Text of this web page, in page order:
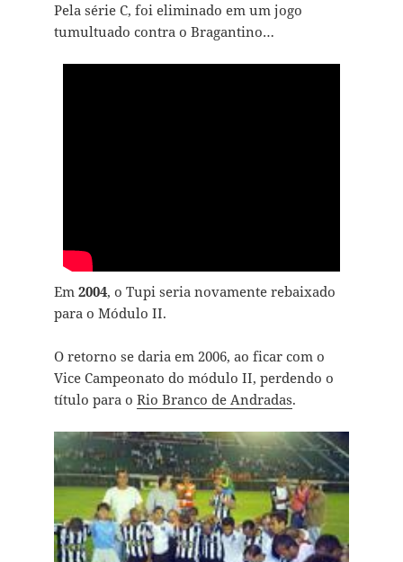
Pela série C, foi eliminado em um jogo
tumultuado contra o Bragantino…
Em 2004, o Tupi seria novamente rebaixado
para o Módulo II.
O retorno se daria em 2006, ao ficar com o
Vice Campeonato do módulo II, perdendo o
título para o Rio Branco de Andradas.